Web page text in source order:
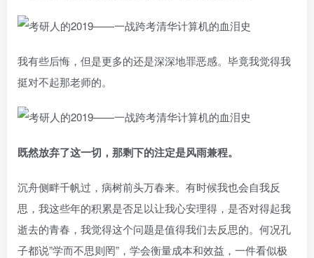
我有些后悔，但是更多的还是深深地罪恶感。毕竟我觉得我
挺对不起那老师的。
既然放弃了这一切，那剩下的注定是风雨兼程。
沉舟侧畔千帆过，病树前头万春来。有时候我也会自我反
思，我这些年的积累是否足以让我心安理得，是否对得起我
逝去的青春，我觉得这个问题是值得我们去反思的。何况孔
子都说”学而不思则罔”，学会衡量成本和效益，一件看似极